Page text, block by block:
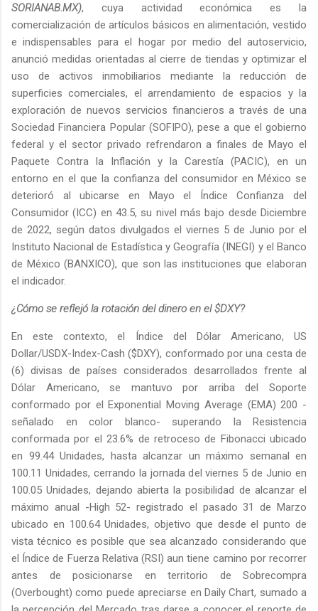
SORIANAB.MX), cuya actividad económica es la
comercialización de artículos básicos en alimentación, vestido
e indispensables para el hogar por medio del autoservicio,
anunció medidas orientadas al cierre de tiendas y optimizar el
uso de activos inmobiliarios mediante la reducción de
superficies comerciales, el arrendamiento de espacios y la
exploración de nuevos servicios financieros a través de una
Sociedad Financiera Popular (SOFIPO), pese a que el gobierno
federal y el sector privado refrendaron a finales de Mayo el
Paquete Contra la Inflación y la Carestía (PACIC), en un
entorno en el que la confianza del consumidor en México se
deterioró al ubicarse en Mayo el Índice Confianza del
Consumidor (ICC) en 43.5, su nivel más bajo desde Diciembre
de 2022, según datos divulgados el viernes 5 de Junio por el
Instituto Nacional de Estadística y Geografía (INEGI) y el Banco
de México (BANXICO), que son las instituciones que elaboran
el indicador.
¿Cómo se reflejó la rotación del dinero en el $DXY?
En este contexto, el Índice del Dólar Americano, US
Dollar/USDX-Index-Cash ($DXY), conformado por una cesta de
(6) divisas de países considerados desarrollados frente al
Dólar Americano, se mantuvo por arriba del Soporte
conformado por el Exponential Moving Average (EMA) 200 -
señalado en color blanco- superando la Resistencia
conformada por el 23.6% de retroceso de Fibonacci ubicado
en 99.44 Unidades, hasta alcanzar un máximo semanal en
100.11 Unidades, cerrando la jornada del viernes 5 de Junio en
100.05 Unidades, dejando abierta la posibilidad de alcanzar el
máximo anual -High 52- registrado el pasado 31 de Marzo
ubicado en 100.64 Unidades, objetivo que desde el punto de
vista técnico es posible que sea alcanzado considerando que
el Índice de Fuerza Relativa (RSI) aun tiene camino por recorrer
antes de posicionarse en territorio de Sobrecompra
(Overbought) como puede apreciarse en Daily Chart, sumado a